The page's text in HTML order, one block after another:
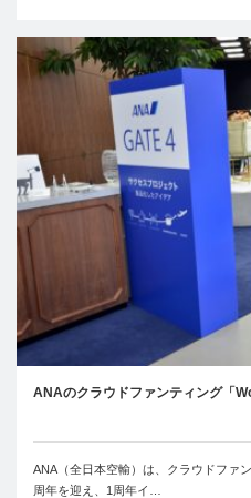
ANAのクラウドファンティング「
ANA（全日本空輸）は、クラウドファ
周年を迎え、1周年イ…